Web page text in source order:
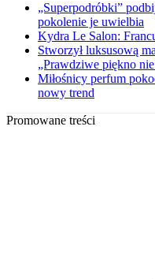
„Superpodróbki”
pokolenie je uwielbia
Kydra Le Salon:
Stworzył luksusową
„Prawdziwe piękno
Miłośnicy perfum
nowy trend
Promowane treści